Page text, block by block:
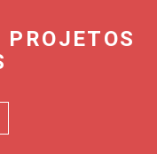
PROJETOS